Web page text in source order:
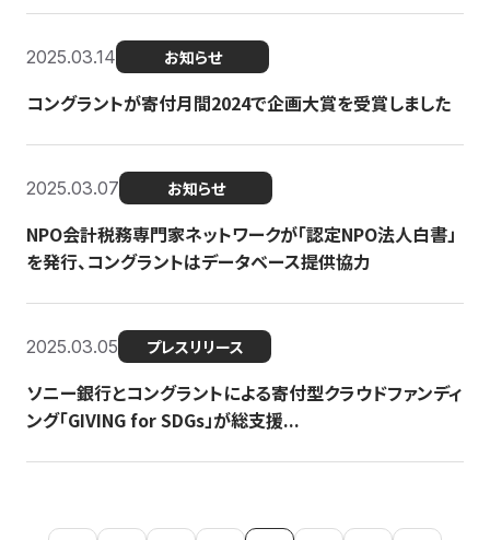
2025.03.14 お知らせ
コングラントが寄付月間2024で企画大賞を受賞しました
2025.03.07 お知らせ
NPO会計税務専門家ネットワークが「認定NPO法人白書」
を発行、コングラントはデータベース提供協力
2025.03.05 プレスリリース
ソニー銀行とコングラントによる寄付型クラウドファンディ
ング「GIVING for SDGs」が総支援...